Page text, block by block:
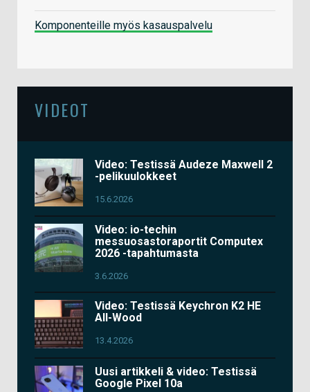
Komponenteille myös kasauspalvelu
VIDEOT
Video: Testissä Audeze Maxwell 2
-pelikuulokkeet
15.6.2026
Video: io-techin
messuosastoraportit Computex
2026 -tapahtumasta
3.6.2026
Video: Testissä Keychron K2 HE
All-Wood
13.4.2026
Uusi artikkeli & video: Testissä
Google Pixel 10a